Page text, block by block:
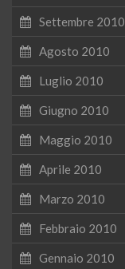
Settembre 2010
Agosto 2010
Luglio 2010
Giugno 2010
Maggio 2010
Aprile 2010
Marzo 2010
Febbraio 2010
Gennaio 2010